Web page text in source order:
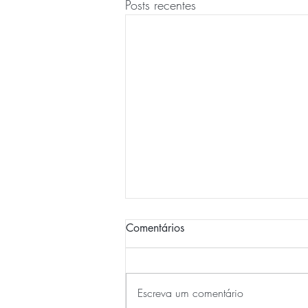
Posts recentes
Alterações Estatutos 2014
Alteração Estatutos do Clube
Comentários
Escreva um comentário